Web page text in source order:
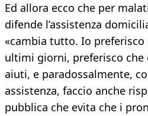
Ed allora ecco che per
difende l’assistenza
«cambia tutto. Io preferisco
ultimi giorni, preferisco che
aiuti, e paradossalmente,
assistenza, faccio anche
pubblica che evita che i